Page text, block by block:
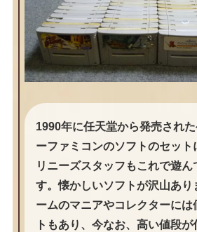
1990年に任天堂から発売され
ーファミコンのソフトのセット
リニーズスタッフもこれで遊ん
す。懐かしいソフトが沢山あり
ームのマニアやコレクターには
トもあり、今なお、高い値段が